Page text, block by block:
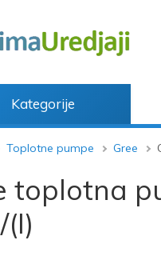
Kategorije
Toplotne pumpe Gree
toplotna
(I)